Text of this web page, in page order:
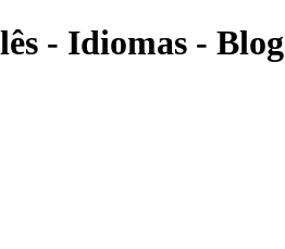
- Idiomas - Blog